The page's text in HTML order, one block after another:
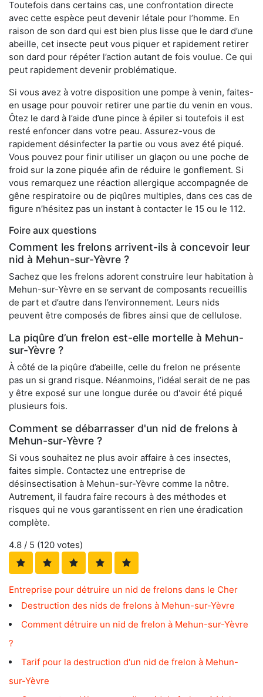
Toutefois dans certains cas, une confrontation directe
avec cette espèce peut devenir létale pour l’homme. En
raison de son dard qui est bien plus lisse que le dard d’une
abeille, cet insecte peut vous piquer et rapidement retirer
son dard pour répéter l’action autant de fois voulue. Ce qui
peut rapidement devenir problématique.
Si vous avez à votre disposition une pompe à venin, faites-
en usage pour pouvoir retirer une partie du venin en vous.
Ôtez le dard à l’aide d’une pince à épiler si toutefois il est
resté enfoncer dans votre peau. Assurez-vous de
rapidement désinfecter la partie ou vous avez été piqué.
Vous pouvez pour finir utiliser un glaçon ou une poche de
froid sur la zone piquée afin de réduire le gonflement. Si
vous remarquez une réaction allergique accompagnée de
gêne respiratoire ou de piqûres multiples, dans ces cas de
figure n’hésitez pas un instant à contacter le 15 ou le 112.
Foire aux questions
Comment les frelons arrivent-ils à concevoir leur
nid à Mehun-sur-Yèvre ?
Sachez que les frelons adorent construire leur habitation à
Mehun-sur-Yèvre en se servant de composants recueillis
de part et d’autre dans l’environnement. Leurs nids
peuvent être composés de fibres ainsi que de cellulose.
La piqûre d’un frelon est-elle mortelle à Mehun-
sur-Yèvre ?
À côté de la piqûre d’abeille, celle du frelon ne présente
pas un si grand risque. Néanmoins, l’idéal serait de ne pas
y être exposé sur une longue durée ou d'avoir été piqué
plusieurs fois.
Comment se débarrasser d'un nid de frelons à
Mehun-sur-Yèvre ?
Si vous souhaitez ne plus avoir affaire à ces insectes,
faites simple. Contactez une entreprise de
désinsectisation à Mehun-sur-Yèvre comme la nôtre.
Autrement, il faudra faire recours à des méthodes et
risques qui ne vous garantissent en rien une éradication
complète.
4.8 / 5 (120 votes)
Entreprise pour détruire un nid de frelons dans le Cher
Destruction des nids de frelons à Mehun-sur-Yèvre
Comment détruire un nid de frelon à Mehun-sur-Yèvre
?
Tarif pour la destruction d'un nid de frelon à Mehun-
sur-Yèvre